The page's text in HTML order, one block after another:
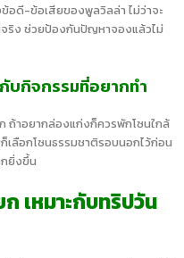
อดี-ข้อเสียของพูลวิลล่า ไม่ว่าจะ
ริง ช่วยป้องกันปัญหาจองแล้วไม่
บกิจกรรมที่อยากทำ
ถ้าอยากล่องแก่งก็ควรพักโซนใกล้
ลือกโซนธรรมชาติรอบนอกไว้ก่อน
กยิ่งขึ้น
เหมาะกับทริปวัน